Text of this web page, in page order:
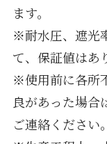
ます。
※耐水圧、遮光
て、保証値はあ
※使用前に各所
良があった場合
ご連絡くださ